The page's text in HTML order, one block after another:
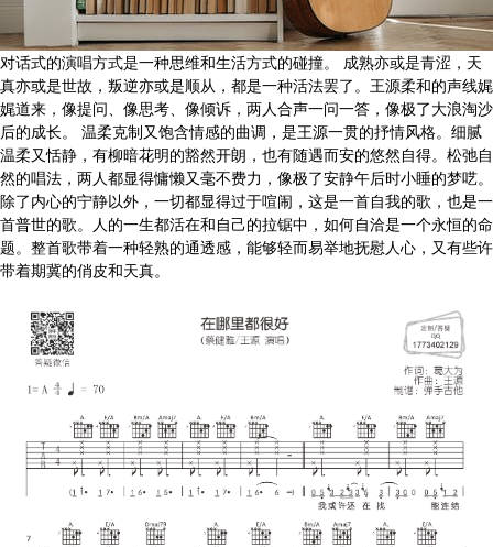
对话式的演唱方式是一种思维和生活方式的碰撞。 成熟亦或是青涩，天
真亦或是世故，叛逆亦或是顺从，都是一种活法罢了。王源柔和的声线娓
娓道来，像提问、像思考、像倾诉，两人合声一问一答，像极了大浪淘沙
后的成长。 温柔克制又饱含情感的曲调，是王源一贯的抒情风格。细腻
温柔又恬静，有柳暗花明的豁然开朗，也有随遇而安的悠然自得。松弛自
然的唱法，两人都显得慵懒又毫不费力，像极了安静午后时小睡的梦呓。
除了内心的宁静以外，一切都显得过于喧闹，这是一首自我的歌，也是一
首普世的歌。人的一生都活在和自己的拉锯中，如何自洽是一个永恒的命
题。整首歌带着一种轻熟的通透感，能够轻而易举地抚慰人心，又有些许
带着期冀的俏皮和天真。